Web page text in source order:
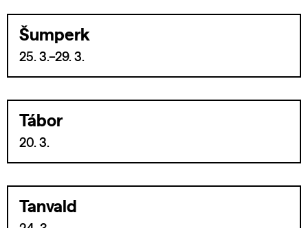
Šumperk
25. 3.–29. 3.
Tábor
20. 3.
Tanvald